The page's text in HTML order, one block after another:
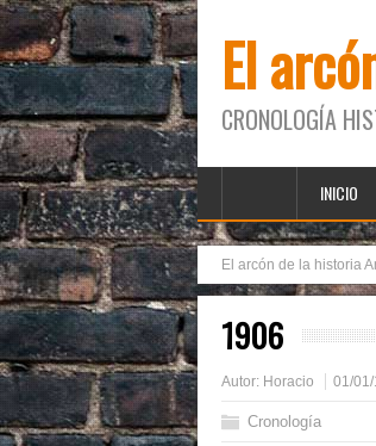
El
CRONOLOGÍA
INICIO
El arcón de la historia
1906
Autor: Horacio 01/
Cronología